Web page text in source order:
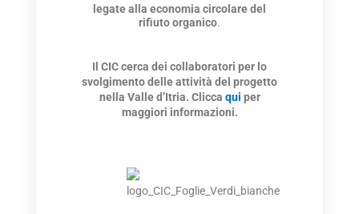
legate alla economia circolare del
rifiuto organico.
Il CIC cerca dei collaboratori per lo
svolgimento delle attività del progetto
nella Valle d’Itria. Clicca qui per
maggiori informazioni.